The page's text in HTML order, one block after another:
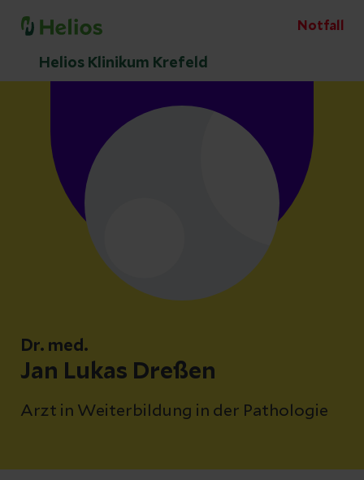
Notfall
Helios Klinikum Krefeld
Dr. med.
Jan Lukas Dreßen
Arzt in Weiterbildung in der Pathologie